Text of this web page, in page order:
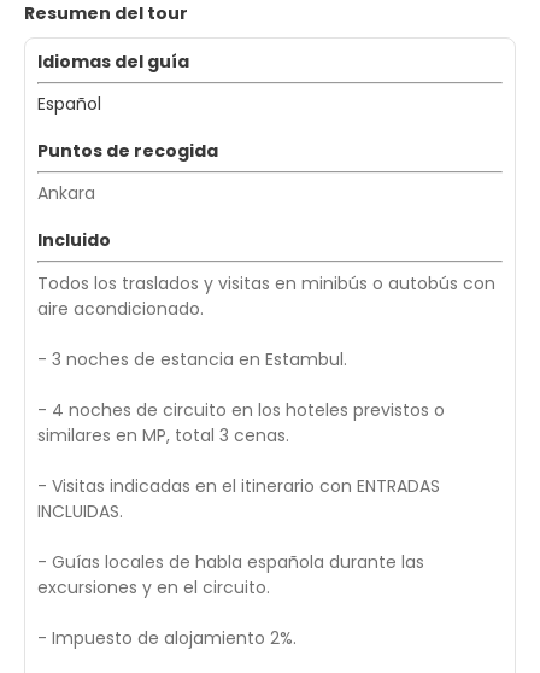
Resumen del tour
Idiomas del guía
Español
Puntos de recogida
Ankara
Incluido
Todos los traslados y visitas en minibús o autobús con
aire acondicionado.
- 3 noches de estancia en Estambul.
- 4 noches de circuito en los hoteles previstos o
similares en MP, total 3 cenas.
- Visitas indicadas en el itinerario con ENTRADAS
INCLUIDAS.
- Guías locales de habla española durante las
excursiones y en el circuito.
- Impuesto de alojamiento 2%.